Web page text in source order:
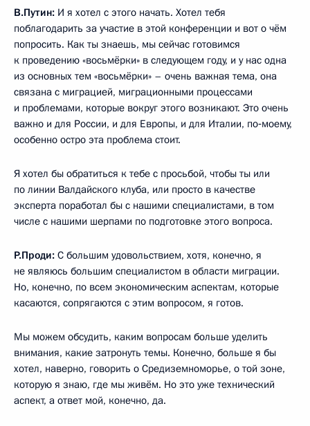
В.Путин: И я хотел с этого начать. Хотел тебя
поблагодарить за участие в этой конференции и вот о чём
попросить. Как ты знаешь, мы сейчас готовимся
к проведению «восьмёрки» в следующем году, и у нас одна
из основных тем «восьмёрки» – очень важная тема, она
связана с миграцией, миграционными процессами
и проблемами, которые вокруг этого возникают. Это очень
важно и для России, и для Европы, и для Италии, по‑моему,
особенно остро эта проблема стоит.
Я хотел бы обратиться к тебе с просьбой, чтобы ты или
по линии Валдайского клуба, или просто в качестве
эксперта поработал бы с нашими специалистами, в том
числе с нашими шерпами по подготовке этого вопроса.
Р.Проди: С большим удовольствием, хотя, конечно, я
не являюсь большим специалистом в области миграции.
Но, конечно, по всем экономическим аспектам, которые
касаются, сопрягаются с этим вопросом, я готов.
Мы можем обсудить, каким вопросам больше уделить
внимания, какие затронуть темы. Конечно, больше я бы
хотел, наверно, говорить о Средиземноморье, о той зоне,
которую я знаю, где мы живём. Но это уже технический
аспект, а ответ мой, конечно, да.